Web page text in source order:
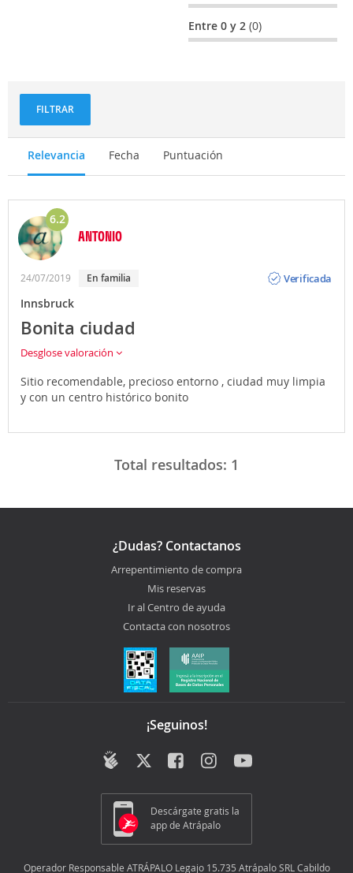
Entre 0 y 2(0)
FILTRAR
Relevancia Fecha Puntuación
6.2
ANTONIO
24/07/2019 En familia
Verificada
Innsbruck
Bonita ciudad
Desglose valoración
Sitio recomendable, precioso entorno , ciudad muy limpia
y con un centro histórico bonito
Total resultados: 1
¿Dudas? Contactanos
Arrepentimiento de compra
Mis reservas
Ir al Centro de ayuda
Contacta con nosotros
¡Seguinos!
Descárgate gratis la
app de Atrápalo
Operador Responsable ATRÁPALO Legajo 15.735 Atrápalo SRL Cabildo